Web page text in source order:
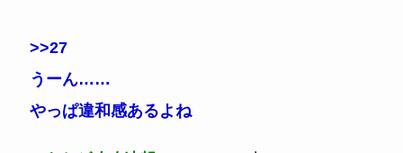
>>27
うーん……
やっぱ違和感あるよね